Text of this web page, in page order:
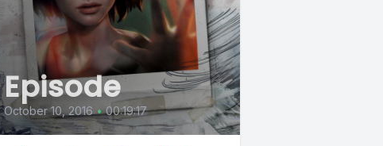
Episode
October 10, 2016 • 00:19:17